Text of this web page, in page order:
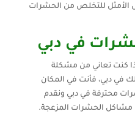
الأمثل للتخلص من الحشرات
في دبي
كنت تعاني من مشكلة
في دبي، فأنت في المكان
محترفة في دبي ونقدم
مشاكل الحشرات المزعجة.